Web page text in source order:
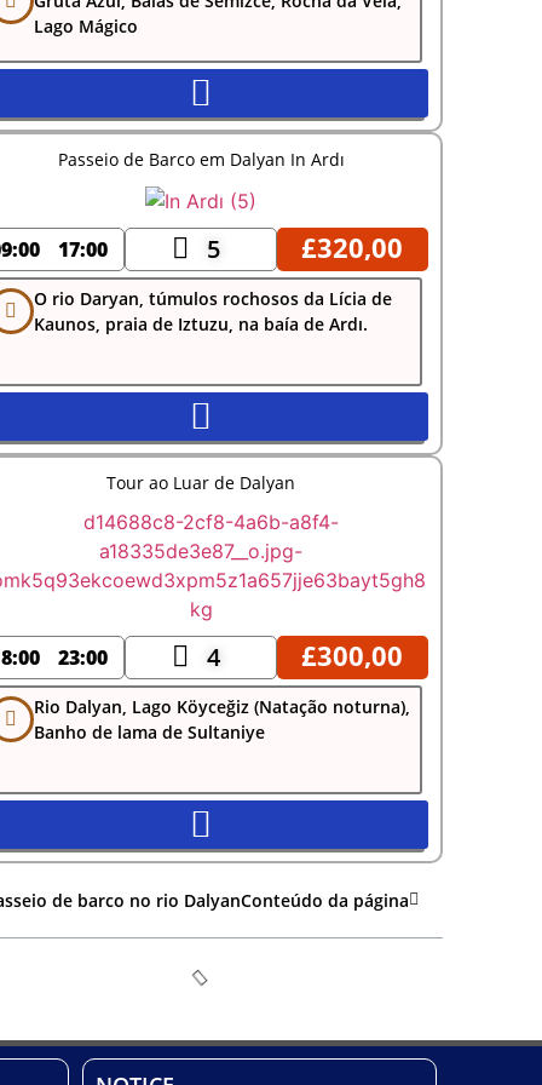
Lago Mágico
Passeio de Barco em Dalyan In Ardı
17:00 5 £320,00
O rio Daryan, túmulos rochosos da Lícia de
Kaunos, praia de Iztuzu, na baía de Ardı.
Tour ao Luar de Dalyan
23:00 4 £300,00
Rio Dalyan, Lago Köyceğiz (Natação noturna),
Banho de lama de Sultaniye
de barco no rio DalyanConteúdo da página